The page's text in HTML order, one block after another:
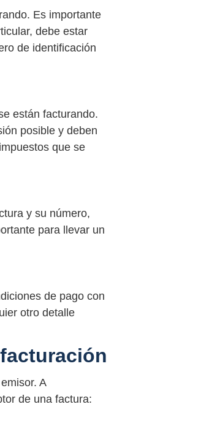
Es importante
debe estar
de identificación
están facturando.
posible y deben
que se
y su número,
para llevar un
de pago con
otro detalle
A
de una factura: